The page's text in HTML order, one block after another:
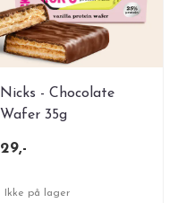
Nicks - Chocolate
Wafer 35g
29,-
Ikke på lager